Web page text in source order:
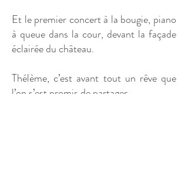
Et le premier concert à la bougie, piano
à queue dans la cour, devant la façade
éclairée du château.
Thélème, c’est avant tout un rêve que
l’on s’est promis de partager.